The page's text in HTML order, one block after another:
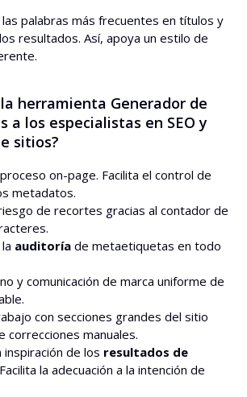
las palabras más frecuentes en títulos y
resultados. Así, apoya un estilo de
herramienta Generador de
a los especialistas en SEO y
sitios?
on-page. Facilita el control de
metadatos.
de recortes gracias al contador de
auditoría de metaetiquetas en todo
y comunicación de marca uniforme de
con secciones grandes del sitio
correcciones manuales.
inspiración de los resultados de
la adecuación a la intención de